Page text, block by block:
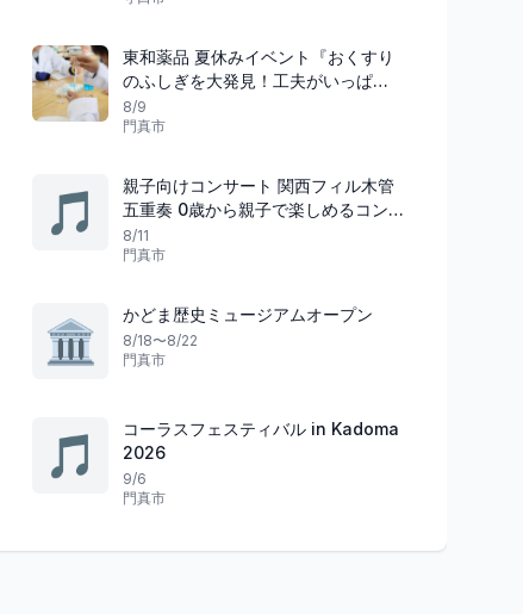
東和薬品 夏休みイベント『おくすり
のふしぎを大発見！工夫がいっぱい
のジェネリック医薬品』
8/9
門真市
🎵
親子向けコンサート 関西フィル木管
五重奏 0歳から親子で楽しめるコン
サート
8/11
門真市
🏛️
かどま歴史ミュージアムオープン
8/18〜8/22
門真市
🎵
コーラスフェスティバル in Kadoma
2026
9/6
門真市